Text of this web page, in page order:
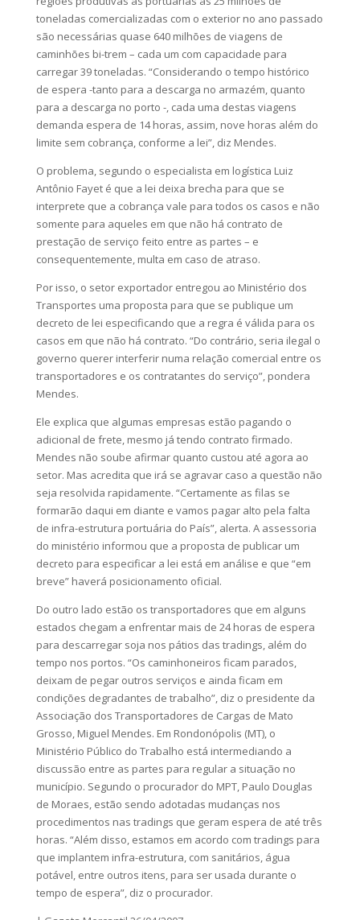
toneladas comercializadas com o exterior no ano passado
são necessárias quase 640 milhões de viagens de
caminhões bi-trem – cada um com capacidade para
carregar 39 toneladas. “Considerando o tempo histórico
de espera -tanto para a descarga no armazém, quanto
para a descarga no porto -, cada uma destas viagens
demanda espera de 14 horas, assim, nove horas além do
limite sem cobrança, conforme a lei”, diz Mendes.
O problema, segundo o especialista em logística Luiz
Antônio Fayet é que a lei deixa brecha para que se
interprete que a cobrança vale para todos os casos e não
somente para aqueles em que não há contrato de
prestação de serviço feito entre as partes – e
consequentemente, multa em caso de atraso.
Por isso, o setor exportador entregou ao Ministério dos
Transportes uma proposta para que se publique um
decreto de lei especificando que a regra é válida para os
casos em que não há contrato. “Do contrário, seria ilegal o
governo querer interferir numa relação comercial entre os
transportadores e os contratantes do serviço”, pondera
Mendes.
Ele explica que algumas empresas estão pagando o
adicional de frete, mesmo já tendo contrato firmado.
Mendes não soube afirmar quanto custou até agora ao
setor. Mas acredita que irá se agravar caso a questão não
seja resolvida rapidamente. “Certamente as filas se
formarão daqui em diante e vamos pagar alto pela falta
de infra-estrutura portuária do País”, alerta. A assessoria
do ministério informou que a proposta de publicar um
decreto para especificar a lei está em análise e que “em
breve” haverá posicionamento oficial.
Do outro lado estão os transportadores que em alguns
estados chegam a enfrentar mais de 24 horas de espera
para descarregar soja nos pátios das tradings, além do
tempo nos portos. “Os caminhoneiros ficam parados,
deixam de pegar outros serviços e ainda ficam em
condições degradantes de trabalho”, diz o presidente da
Associação dos Transportadores de Cargas de Mato
Grosso, Miguel Mendes. Em Rondonópolis (MT), o
Ministério Público do Trabalho está intermediando a
discussão entre as partes para regular a situação no
município. Segundo o procurador do MPT, Paulo Douglas
de Moraes, estão sendo adotadas mudanças nos
procedimentos nas tradings que geram espera de até três
horas. “Além disso, estamos em acordo com tradings para
que implantem infra-estrutura, com sanitários, água
potável, entre outros itens, para ser usada durante o
tempo de espera”, diz o procurador.